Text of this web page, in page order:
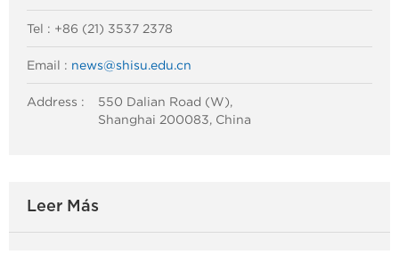
Tel : +86 (21) 3537 2378
Email : news@shisu.edu.cn
Address :
550 Dalian Road (W),
Shanghai 200083, China
Leer Más